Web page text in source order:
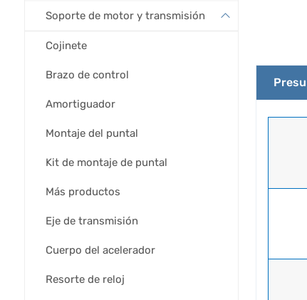
Soporte de motor y transmisión
Cojinete
Brazo de control
Amortiguador
Montaje del puntal
Kit de montaje de puntal
Más productos
Eje de transmisión
Cuerpo del acelerador
Resorte de reloj